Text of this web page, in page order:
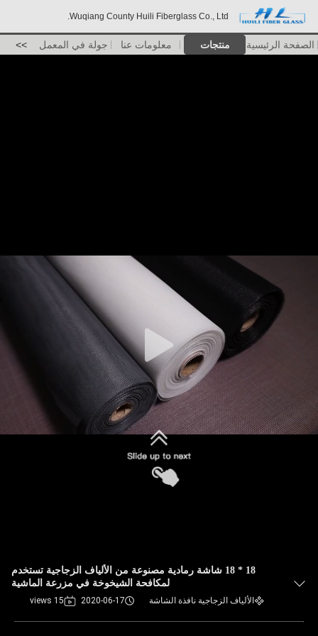
Wuqiang County Huili Fiberglass Co., Ltd.
الصفحة الرئيسية منتجات معلومات عنا جولة في المعمل >>
18 * 18 شاشة رمادية مصنوعة من الألياف الزجاجية تستخدم
لمكافحة الشيخوخة في مزرعة الماشية
الألياف الزجاجية نافذة الشاشة 2020-06-17
15 views